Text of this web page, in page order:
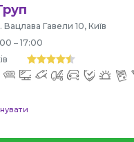
Вацлава Гавели 10, Київ
– 17:00